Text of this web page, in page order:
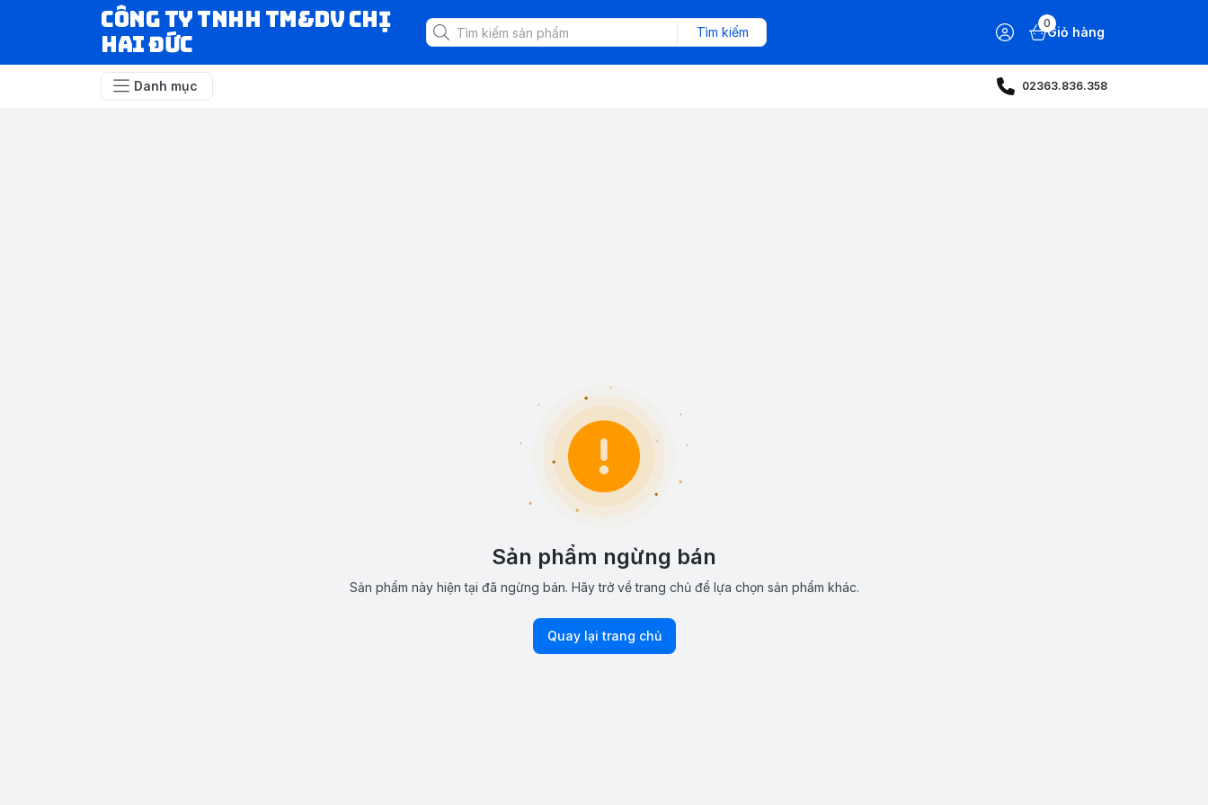
CÔNG TY TNHH TM&DV CHỊ
HAI ĐỨC
Tìm kiếm
0
Giỏ hàng
Danh mục 02363.836.358
Sản phẩm ngừng bán
Sản phẩm này hiện tại đã ngừng bán. Hãy trở về trang chủ để lựa chọn sản phẩm khác.
Quay lại trang chủ